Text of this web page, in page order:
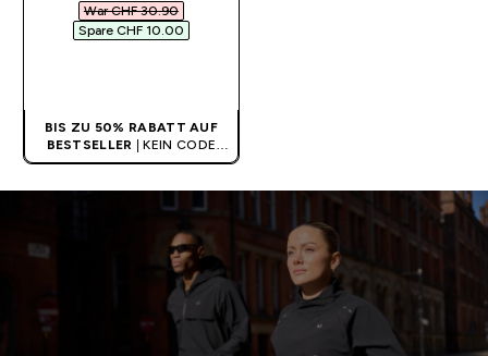
War CHF 30.90‎
Spare CHF 10.00‎
BIS ZU 50% RABATT AUF
BESTSELLER
| KEIN CODE
BENÖTIGT